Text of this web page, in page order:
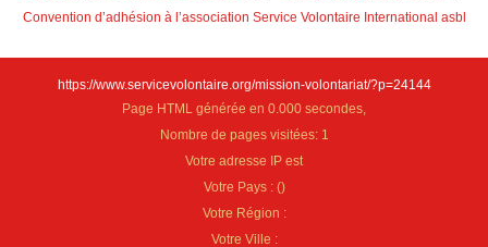
Convention d’adhésion à l’association Service Volontaire International asbl
https://www.servicevolontaire.org/mission-volontariat/?p=24144
Page HTML générée en 0.000 secondes,
Nombre de pages visitées: 1
Votre adresse IP est
Votre Pays : ()
Votre Région :
Votre Ville :